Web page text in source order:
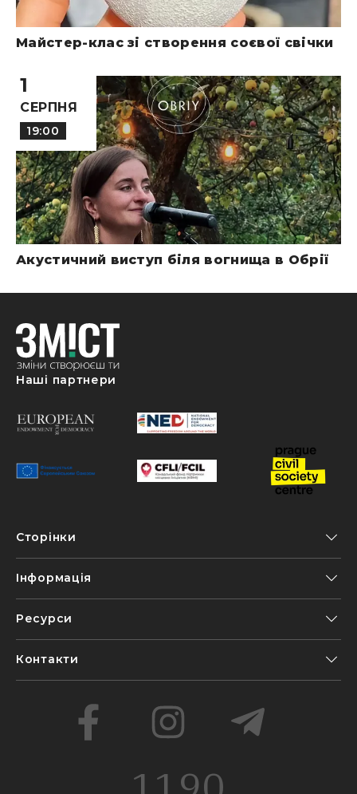
Майстер-клас зі створення соєвої свічки
1
СЕРПНЯ
19:00
Акустичний виступ біля вогнища в Обрії
Наші партнери
Сторінки
Інформація
Ресурси
Контакти